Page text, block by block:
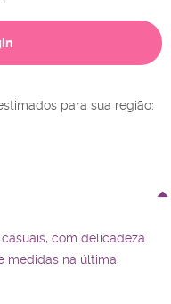
para sua região:
com delicadeza.
medidas na última